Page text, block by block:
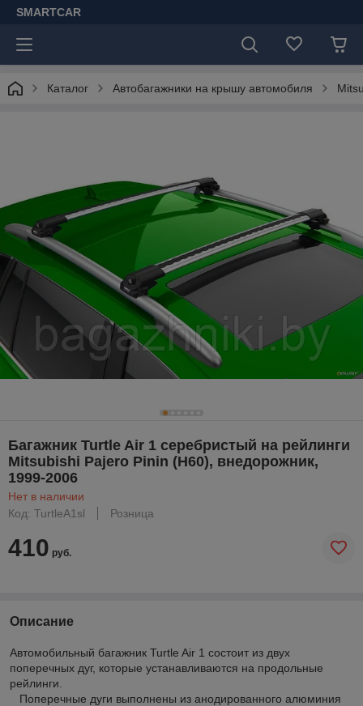
SMARTCAR
Каталог Автобагажники на крышу автомобиля
Багажник Turtle Air 1 серебристый на рейлинги
Mitsubishi Pajero Pinin (H60), внедорожник,
1999-2006
Нет в наличии
Код: TurtleA1sl
Розница
410 руб.
Описание
Автомобильный багажник Turtle Air 1 состоит из двух
поперечных дуг, которые устанавливаются на продольные
рейлинги.
Поперечные дуги выполнены из анодированного алюминия